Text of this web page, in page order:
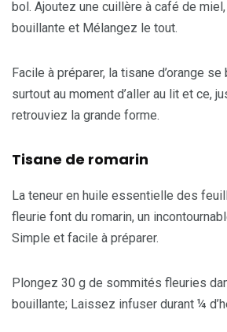
bol. Ajoutez une cuillère à café de miel,
bouillante et Mélangez le tout.
Facile à préparer, la tisane d’orange
surtout au moment d’aller au lit et ce,
retrouviez la grande forme.
Tisane de romarin
La teneur en huile essentielle des
fleurie font du romarin, un
Simple et facile à préparer.
Plongez 30 g de sommités fleuries
bouillante; Laissez infuser durant ¼